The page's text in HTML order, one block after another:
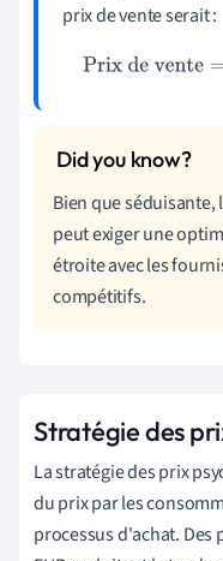
prix de vente serait :
Prix de
Bien que
peut exiger une
étroite avec les
compétitifs.
Stratégie des
La stratégie des prix
du prix par les
processus d'achat. Des